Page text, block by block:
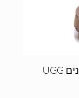
מגפי האגג דגם מיני פונפונים UGG